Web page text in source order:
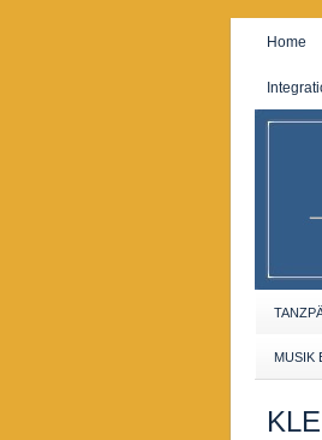
Home
MUSIK